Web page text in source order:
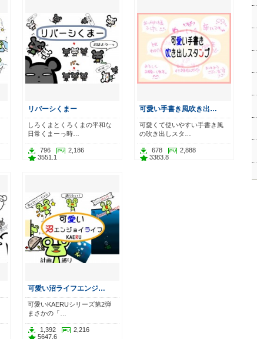
リバーシくまー
しろくまとくろくまの平和な
日常くまーっ時…
796
2,186
3551.1
可愛い手書き風吹き出…
可愛くて使いやすい手書き風
の吹き出しスタ…
678
2,888
3383.8
可愛い沼ライフエンジ…
可愛いKAERUシリーズ第2弾
まさかの「…
1,392
2,216
5647.6